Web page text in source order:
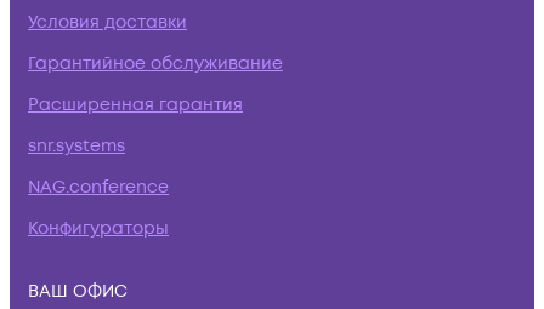
Условия доставки
Гарантийное обслуживание
Расширенная гарантия
snr.systems
NAG.conference
Конфигураторы
ВАШ ОФИС